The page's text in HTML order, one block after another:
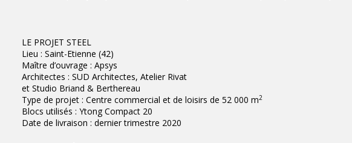
LE PROJET STEEL
Lieu : Saint-Etienne (42)
Maître d’ouvrage : Apsys
Architectes : SUD Architectes, Atelier Rivat
et Studio Briand & Berthereau
Type de projet : Centre commercial et de loisirs de 52 000 m2
Blocs utilisés : Ytong Compact 20
Date de livraison : dernier trimestre 2020